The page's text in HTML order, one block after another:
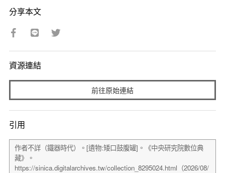
分享本文
資源連結
前往原始連結
引用